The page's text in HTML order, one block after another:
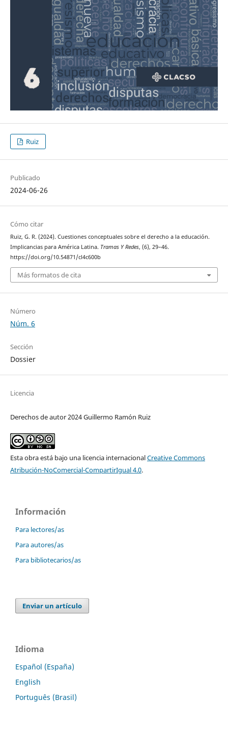
Ruiz
Publicado
2024-06-26
Cómo citar
Ruiz, G. R. (2024). Cuestiones conceptuales sobre el derecho a la educación.
Implicancias para América Latina. Tramas Y Redes, (6), 29–46.
https://doi.org/10.54871/cl4c600b
Más formatos de cita
Número
Núm. 6
Sección
Dossier
Licencia
Derechos de autor 2024 Guillermo Ramón Ruiz
Esta obra está bajo una licencia internacionalCreative Commons
Atribución-NoComercial-CompartirIgual 4.0.
Información
Para lectores/as
Para autores/as
Para bibliotecarios/as
Enviar un artículo
Idioma
Español (España)
English
Português (Brasil)